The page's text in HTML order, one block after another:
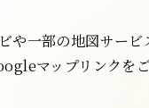
や一部の地図サー
マップリンクを